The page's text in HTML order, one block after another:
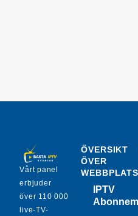
Vårt panel
erbjuder
över 110 000
live-TV-
ÖVERSIKT
ÖVER
IPTV